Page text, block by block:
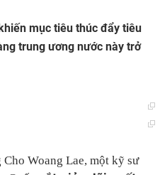
mục tiêu thúc đẩy tiêu
trung ương nước này trở
Woang Lae, một kỹ sư